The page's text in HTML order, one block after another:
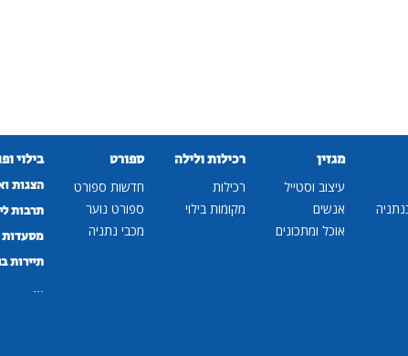
מגזין
עיצוב וסטייל
אנשים
אוכל ומתכונים
רכילות ולילה
רכילות
מקומות בילוי
ספורט
חדשות ספורט
ספורט נוער
מכבי נתניה
בילוי
הצגות
תרבות
מסעדות
תיירות